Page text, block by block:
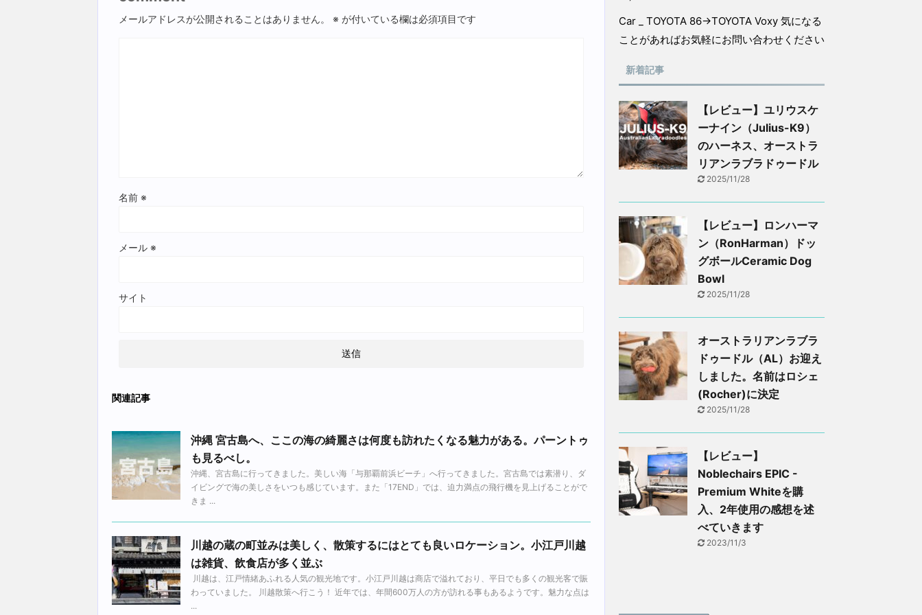
メールアドレスが公開されることはありません。 ※ が付いている欄は必須項目です
名前 ※
メール ※
サイト
関連記事
沖縄 宮古島へ、ここの海の綺麗さは何度も訪れたくなる魅力がある。パーントゥ
も見るべし。
沖縄、宮古島に行ってきました。美しい海「与那覇前浜ビーチ」へ行ってきました。宮古島では素潜り、ダ
イビングで海の美しさをいつも感じています。また「17END」では、迫力満点の飛行機を見上げることがで
きま ...
川越の蔵の町並みは美しく、散策するにはとても良いロケーション。小江戸川越
は雑貨、飲食店が多く並ぶ
川越は、江戸情緒あふれる人気の観光地です。小江戸川越は商店で溢れており、平日でも多くの観光客で賑
わっていました。 川越散策へ行こう！ 近年では、年間600万人の方が訪れる事もあるようです。魅力な点は
...
Car _ TOYOTA 86→TOYOTA Voxy 気になる
ことがあればお気軽にお問い合わせください
新着記事
【レビュー】ユリウスケ
ーナイン（Julius-K9）
のハーネス、オーストラ
リアンラブラドゥードル
2025/11/28
【レビュー】ロンハーマ
ン（RonHarman）ドッ
グボールCeramic Dog
Bowl
2025/11/28
オーストラリアンラブラ
ドゥードル（AL）お迎え
しました。名前はロシェ
(Rocher)に決定
2025/11/28
【レビュー】
Noblechairs EPIC -
Premium Whiteを購
入、2年使用の感想を述
べていきます
2023/11/3